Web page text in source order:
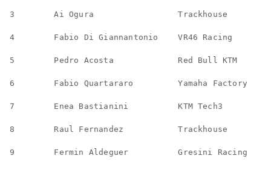
3        Ai Ogura                 Trackhouse
4        Fabio Di Giannantonio    VR46 Racing
5        Pedro Acosta             Red Bull KTM
6        Fabio Quartararo         Yamaha Factory
7        Enea Bastianini          KTM Tech3
8        Raul Fernandez           Trackhouse
9        Fermin Aldeguer          Gresini Racing